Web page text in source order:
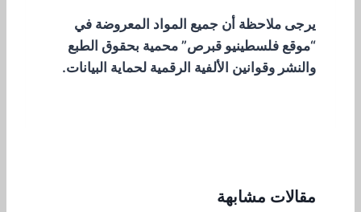
يرجى ملاحظة أن جميع المواد المعروضة في
“موقع فلسطينيو قبرص” محمية بحقوق الطبع
والنشر وقوانين الألفية الرقمية لحماية البيانات.
مقالات مشابهة